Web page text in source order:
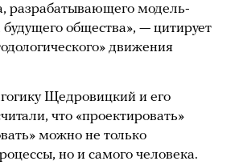
разрабатывающего модель-
будущего общества», — цитирует
движения
Щедровицкий и его
что «проектировать»
можно не только
но и самого человека.